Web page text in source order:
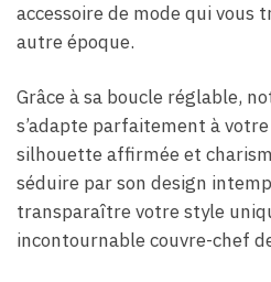
accessoire de mode qui vous
autre époque.
Grâce à sa boucle réglable,
s’adapte parfaitement à
silhouette affirmée et
séduire par son design
transparaître votre style
incontournable couvre-chef